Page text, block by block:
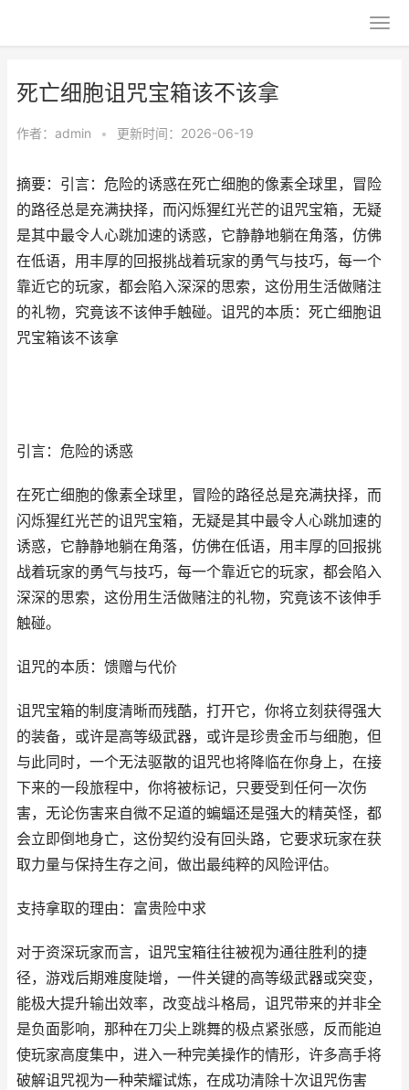
死亡细胞诅咒宝箱该不该拿
作者： admin • 更新时间：2026-06-19
摘要：引言：危险的诱惑在死亡细胞的像素全球里，冒险
的路径总是充满抉择，而闪烁猩红光芒的诅咒宝箱，无疑
是其中最令人心跳加速的诱惑，它静静地躺在角落，仿佛
在低语，用丰厚的回报挑战着玩家的勇气与技巧，每一个
靠近它的玩家，都会陷入深深的思索，这份用生活做赌注
的礼物，究竟该不该伸手触碰。诅咒的本质：死亡细胞诅
咒宝箱该不该拿
引言：危险的诱惑
在死亡细胞的像素全球里，冒险的路径总是充满抉择，而
闪烁猩红光芒的诅咒宝箱，无疑是其中最令人心跳加速的
诱惑，它静静地躺在角落，仿佛在低语，用丰厚的回报挑
战着玩家的勇气与技巧，每一个靠近它的玩家，都会陷入
深深的思索，这份用生活做赌注的礼物，究竟该不该伸手
触碰。
诅咒的本质：馈赠与代价
诅咒宝箱的制度清晰而残酷，打开它，你将立刻获得强大
的装备，或许是高等级武器，或许是珍贵金币与细胞，但
与此同时，一个无法驱散的诅咒也将降临在你身上，在接
下来的一段旅程中，你将被标记，只要受到任何一次伤
害，无论伤害来自微不足道的蝙蝠还是强大的精英怪，都
会立即倒地身亡，这份契约没有回头路，它要求玩家在获
取力量与保持生存之间，做出最纯粹的风险评估。
支持拿取的理由：富贵险中求
对于资深玩家而言，诅咒宝箱往往被视为通往胜利的捷
径，游戏后期难度陡增，一件关键的高等级武器或突变，
能极大提升输出效率，改变战斗格局，诅咒带来的并非全
是负面影响，那种在刀尖上跳舞的极点紧张感，反而能迫
使玩家高度集中，进入一种完美操作的情形，许多高手将
破解诅咒视为一种荣耀试炼，在成功清除十次诅咒伤害